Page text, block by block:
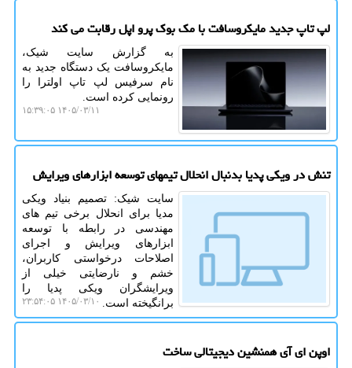
لپ تاپ جدید مایکروسافت با مک بوک پرو اپل رقابت می کند
به گزارش سایت شیک،
مایکروسافت یک دستگاه جدید به
نام سرفیس لپ تاپ اولترا را
رونمایی کرده است.
۱۴۰۵/۰۳/۱۱ ۱۵:۳۹:۰۵
تنش در ویکی پدیا بدنبال انحلال تیمهای توسعه ابزارهای ویرایش
سایت شیک: تصمیم بنیاد ویکی
مدیا برای انحلال برخی تیم های
مهندسی در رابطه با توسعه
ابزارهای ویرایش و اجرای
اصلاحات درخواستی کاربران،
خشم و نارضایتی خیلی از
ویرایشگران ویکی پدیا را
برانگیخته است.
۱۴۰۵/۰۳/۱۰ ۲۳:۵۴:۰۵
اوپن ای آی همنشین دیجیتالی ساخت